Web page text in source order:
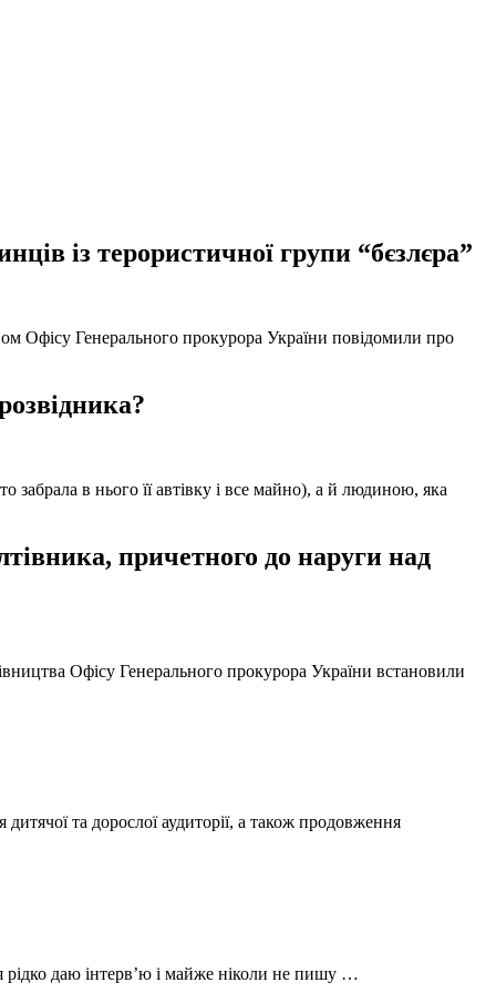
із терористичної групи “бєзлєра”
Офісу Генерального прокурора України повідомили про
в нього її автівку і все майно), а й людиною, яка
причетного до наруги над
Офісу Генерального прокурора України встановили
та дорослої аудиторії, а також продовження
рідко даю інтерв’ю і майже ніколи не пишу …